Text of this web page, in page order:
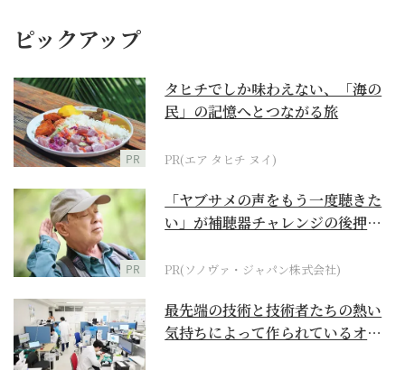
ピックアップ
PR
タヒチでしか味わえない、「海の
民」の記憶へとつながる旅
PR(エア タヒチ ヌイ)
PR
「ヤブサメの声をもう一度聴きた
い」が補聴器チャレンジの後押し
PR(ソノヴァ・ジャパン株式会社)
最先端の技術と技術者たちの熱い
気持ちによって作られているオー